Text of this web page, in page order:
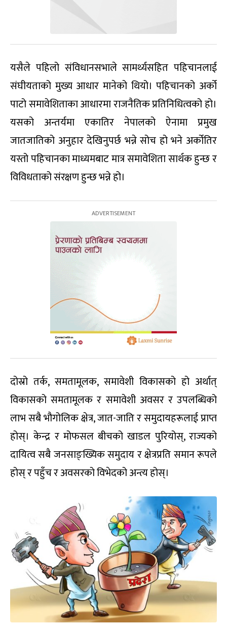
यसैले पहिलो संविधानसभाले सामर्थ्यसहित पहिचानलाई
संघीयताको मुख्य आधार मानेको थियो। पहिचानको अर्को
पाटो समावेशिताका आधारमा राजनैतिक प्रतिनिधित्वको हो।
यसको अन्तर्यमा एकातिर नेपालको ऐनामा प्रमुख
जातजातिको अनुहार देखिनुपर्छ भन्ने सोच हो भने अर्कोतिर
यस्तो पहिचानका माध्यमबाट मात्र समावेशिता सार्थक हुन्छ र
विविधताको संरक्षण हुन्छ भन्ने हो।
दोस्रो तर्क, समतामूलक, समावेशी विकासको हो अर्थात्
विकासको समतामूलक र समावेशी अवसर र उपलब्धिको
लाभ सबै भौगोलिक क्षेत्र, जात-जाति र समुदायहरूलाई प्राप्त
होस्। केन्द्र र मोफसल बीचको खाडल पुरियोस्, राज्यको
दायित्व सबै जनसाङ्ख्यिक समुदाय र क्षेत्रप्रति समान रूपले
होस् र पहुँच र अवसरको विभेदको अन्त्य होस्।